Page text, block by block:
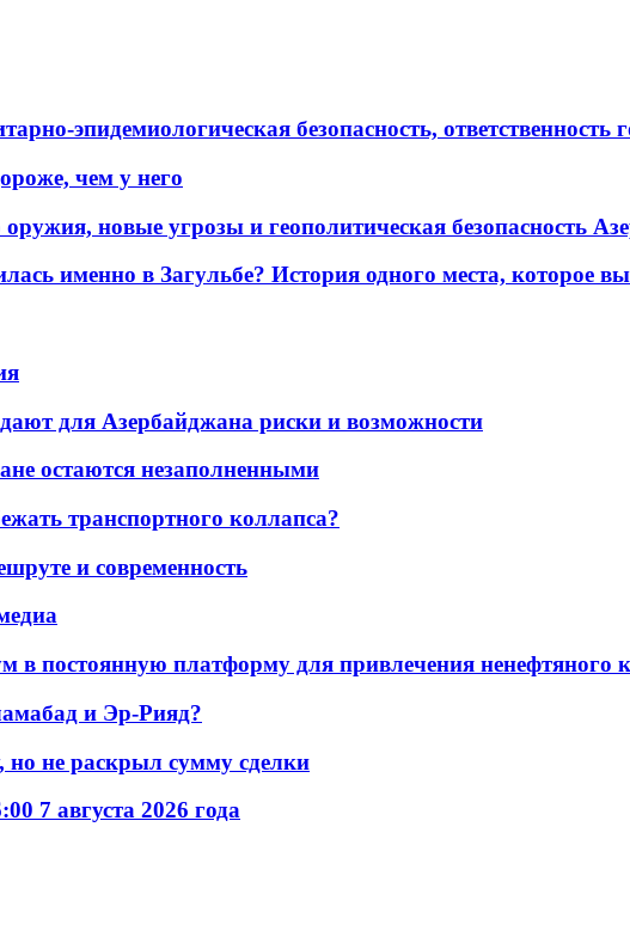
эпидемиологическая безопасность, ответственность
чем у него
новые угрозы и геополитическая безопасность
именно в Загульбе? История одного места, которое
для Азербайджана риски и возможности
остаются незаполненными
транспортного коллапса?
и современность
в постоянную платформу для привлечения ненефтяного
и Эр-Рияд?
но не раскрыл сумму сделки
7 августа 2026 года